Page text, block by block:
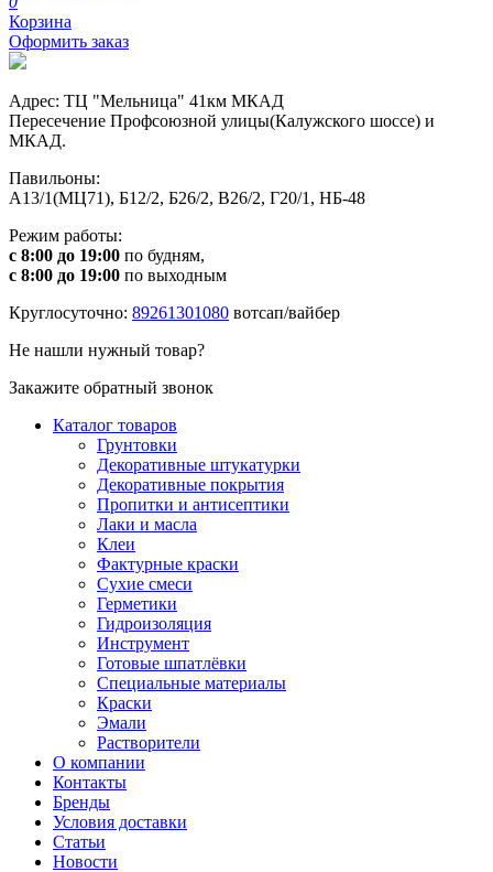
Корзина
Оформить заказ
Адрес: ТЦ "Мельница" 41км МКАД
Пересечение Профсоюзной улицы(Калужского шоссе) и
МКАД.
Павильоны:
А13/1(МЦ71), Б12/2, Б26/2, В26/2, Г20/1, НБ-48
Режим работы:
с 8:00 до 19:00 по будням,
с 8:00 до 19:00 по выходным
Круглосуточно: 89261301080 вотсап/вайбер
Не нашли нужный товар?
Закажите обратный звонок
Каталог товаров
Грунтовки
Декоративные штукатурки
Декоративные покрытия
Пропитки и антисептики
Лаки и масла
Клеи
Фактурные краски
Сухие смеси
Герметики
Гидроизоляция
Инструмент
Готовые шпатлёвки
Специальные материалы
Краски
Эмали
Растворители
О компании
Контакты
Бренды
Условия доставки
Статьи
Новости